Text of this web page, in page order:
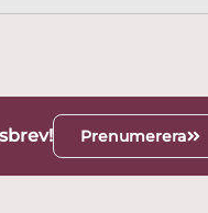
Prenumerera